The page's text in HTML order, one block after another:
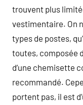
trouvent plus
vestimentaire. On
types de postes,
toutes, composée
d’une chemisette
recommandé.
portent pas, il est